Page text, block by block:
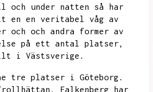
och under natten så har
en en veritabel våg av
och och andra former av
på ett antal platser,
i Västsverige.
tre platser i Göteborg.
Falkenberg har